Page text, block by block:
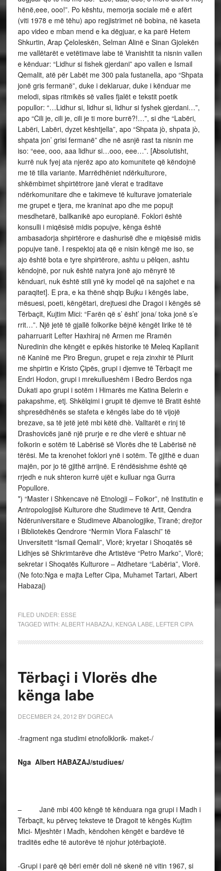
*) “Master i Shkencave në Etnologji – Folkor”, në Institutin e
Antropologjisë Kulturore dhe Studimeve të Artit, Qendra
Ndëruniversitare e Studimeve Albanologjike, Tiranë; drejtor
i Bibliotekës Qendrore “Nermin Vlora Falaschi” të
Unversitetit “Ismail Qemali”, Vlorë; kryetar i Shoqatës së
Lidhjes së Shkrimtarëve dhe Artistëve “Petro Marko”, Vlorë;
sekretar i Shoqatës Kulturore – Atdhetare “Labëria”, Vlorë.
(Ne foto:Nga e majta Lefter Cipa, Muhamet Tartari, Albert
Habazaj)
FILED UNDER: ESSE
TAGGED WITH:ALBERT HABAZAJ KENGA LABE LEFTER CIPA
Tërbaçi i Vlorës dhe
kënga labe
DECEMBER 24, 2012 BY DGRECA
-fragment nga studimi etnofolklorik- maket-/
Nga Albert HABAZAJ/studiues/
– Janë mbi 400 këngë të kënduara nga grupi i Madh i
Tërbaçit, ku përveç teksteve të Dragoit të këngës Kujtim
Mici- Mjeshtër i Madh, këndohen këngët e bardëve të
traditës edhe të autorëve të njohur jotërbaçiotë.
-Grupi i parë që bëri emër doli në skenë në vitin 1967, si